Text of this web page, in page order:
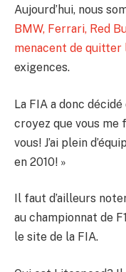
Aujourd’hui, nous
BMW, Ferrari, Red
menacent de quitter
exigences.
La FIA a donc
croyez que vous me
vous! J’ai plein
en 2010! »
Il faut d’ailleurs
au championnat de
le site de la FIA.